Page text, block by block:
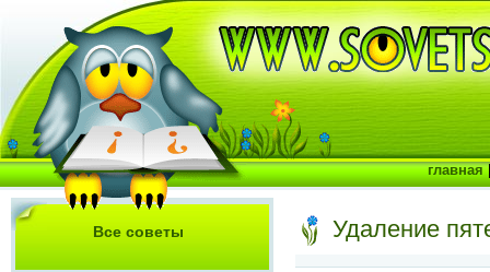
Удаление
Все советы
главная